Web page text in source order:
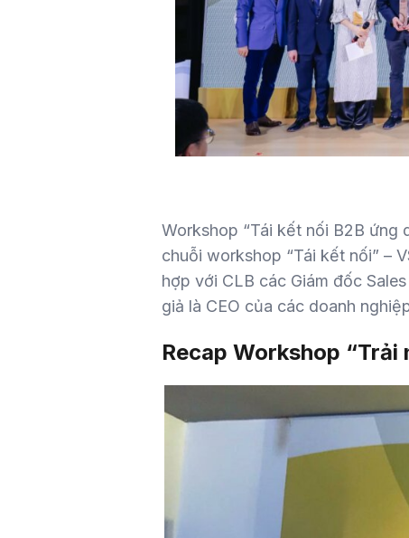
Workshop “Tái kết nối B2B ứng
chuỗi workshop “Tái kết nối” –
hợp với CLB các Giám đốc
giả là CEO của các doanh
Recap Workshop